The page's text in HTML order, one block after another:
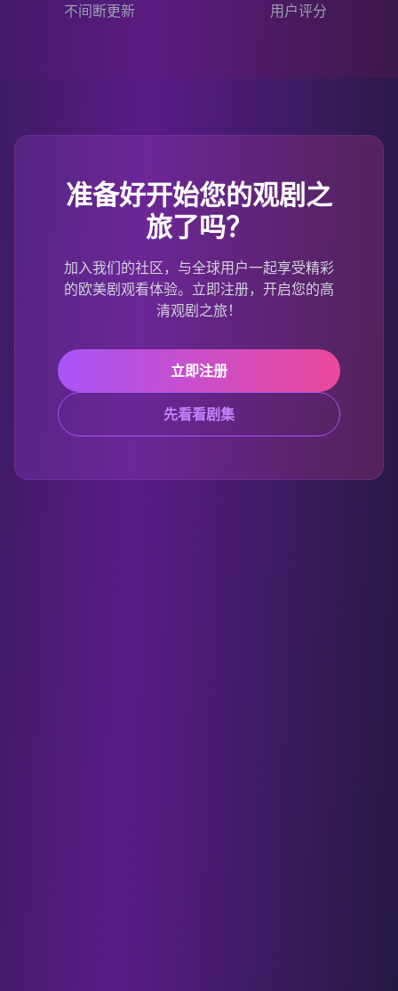
不间断更新 用户评分
准备好开始您的观剧之
旅了吗？
加入我们的社区，与全球用户一起享受精彩
的欧美剧观看体验。立即注册，开启您的高
清观剧之旅！
立即注册
先看看剧集